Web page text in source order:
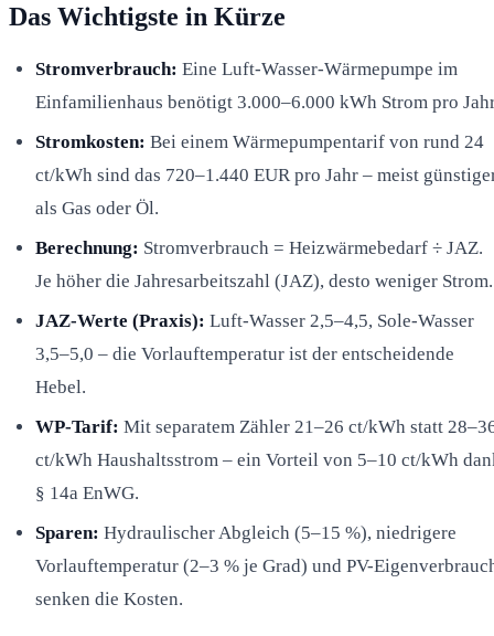
Das Wichtigste in Kürze
Stromverbrauch: Eine Luft-Wasser-Wärmepumpe im
Einfamilienhaus benötigt 3.000–6.000 kWh Strom pro
Stromkosten: Bei einem Wärmepumpentarif von rund 24
ct/kWh sind das 720–1.440 EUR pro Jahr – meist
als Gas oder Öl.
Berechnung: Stromverbrauch = Heizwärmebedarf ÷ JAZ.
Je höher die Jahresarbeitszahl (JAZ), desto weniger Strom.
JAZ-Werte (Praxis): Luft-Wasser 2,5–4,5, Sole-Wasser
3,5–5,0 – die Vorlauftemperatur ist der entscheidende
Hebel.
WP-Tarif: Mit separatem Zähler 21–26 ct/kWh statt
ct/kWh Haushaltsstrom – ein Vorteil von 5–10 ct/kWh
§ 14a EnWG.
Sparen: Hydraulischer Abgleich (5–15 %), niedrigere
Vorlauftemperatur (2–3 % je Grad) und PV-
senken die Kosten.